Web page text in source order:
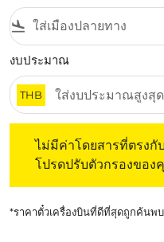
flight_land
งบประมาณ
THB
ไม่มีค่าโดยสารที่ตรง
โปรดปรับตัวกรองของ
*ราคาตั๋วเครื่องบินที่ดีที่สุดถูกค้นพ